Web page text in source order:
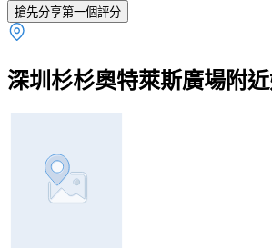
搶先分享第一個評分
深圳杉杉奧特萊斯廣場附